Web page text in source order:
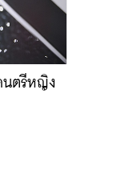
นตรีหญิง